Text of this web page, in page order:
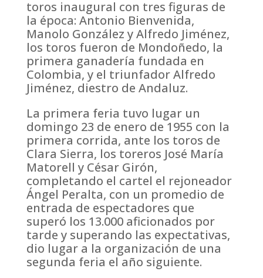
toros inaugural con tres figuras de
la época: Antonio Bienvenida,
Manolo González y Alfredo Jiménez,
los toros fueron de Mondoñedo, la
primera ganadería fundada en
Colombia, y el triunfador Alfredo
Jiménez, diestro de Andaluz.
La primera feria tuvo lugar un
domingo 23 de enero de 1955 con la
primera corrida, ante los toros de
Clara Sierra, los toreros José María
Matorell y César Girón,
completando el cartel el rejoneador
Ángel Peralta, con un promedio de
entrada de espectadores que
superó los 13.000 aficionados por
tarde y superando las expectativas,
dio lugar a la organización de una
segunda feria el año siguiente.